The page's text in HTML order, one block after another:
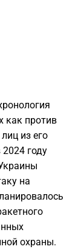
как против
из его
году
на
охраны.